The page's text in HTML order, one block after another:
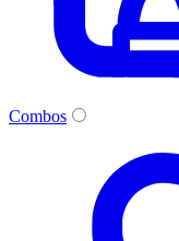
Combos